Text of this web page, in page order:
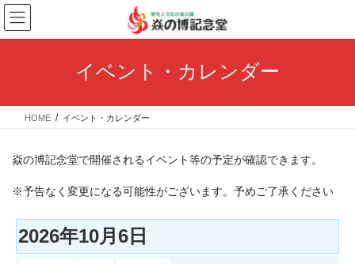
コ
ン
テ
ス
ナ
ビ
ゲ
ン
イベント・カレンダー
HOME イベント・カレンダー
焱の博記念堂で開催されるイベント等の予定が確認できます。
※予告なく変更になる可能性がございます。予めご了承ください
2026年10月6日